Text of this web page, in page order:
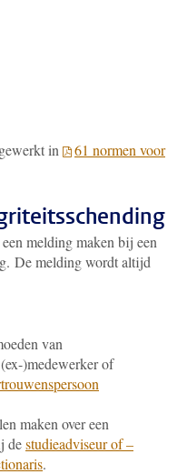
in
61 normen voor
melding maken bij een
De melding wordt altijd
van
)medewerker of
maken over een
destudieadviseur of –
.